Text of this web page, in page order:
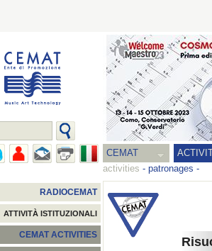
CEMAT
activities - patronages -
RADIOCEMAT
ATTIVITÀ ISTITUZIONALI
CEMAT ACTIVITIES